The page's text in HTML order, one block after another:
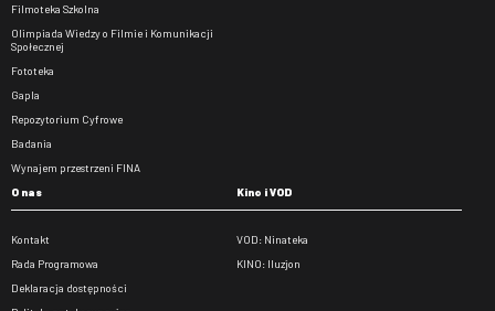
Filmoteka Szkolna
Olimpiada Wiedzy o Filmie i Komunikacji
Społecznej
Fototeka
Gapla
Repozytorium Cyfrowe
Badania
Wynajem przestrzeni FINA
O nas
Kontakt
Rada Programowa
Deklaracja dostępności
Kino i VOD
VOD: Ninateka
KINO: Iluzjon